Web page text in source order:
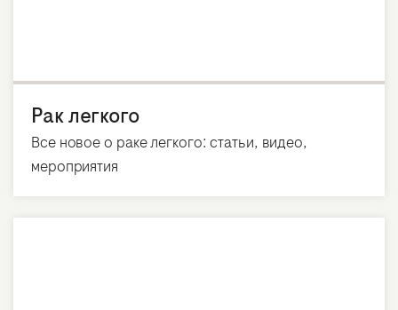
Рак легкого
Все новое о раке легкого: статьи, видео,
мероприятия